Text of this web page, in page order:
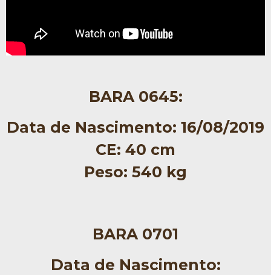
BARA 0645:
Data de Nascimento: 16/08/2019
CE: 40 cm
Peso: 540 kg
BARA 0701
Data de Nascimento: